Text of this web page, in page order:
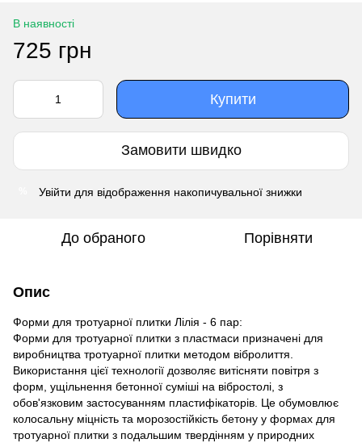
В наявності
725 грн
Купити
Замовити швидко
Увійти для відображення накопичувальної знижки
До обраного Порівняти
Опис
Форми для тротуарної плитки Лілія - 6 пар:
Форми для тротуарної плитки з пластмаси призначені для
виробництва тротуарної плитки методом вібролиття.
Використання цієї технології дозволяє витісняти повітря з
форм, ущільнення бетонної суміші на вібростолі, з
обов'язковим застосуванням пластифікаторів. Це обумовлює
колосальну міцність та морозостійкість бетону у формах для
тротуарної плитки з подальшим твердінням у природних